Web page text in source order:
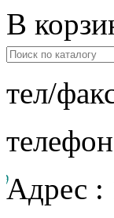
В
тел/
телефон
Адрес :